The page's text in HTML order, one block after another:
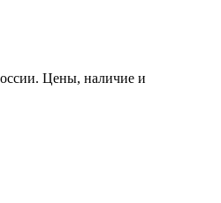
Цены, наличие и